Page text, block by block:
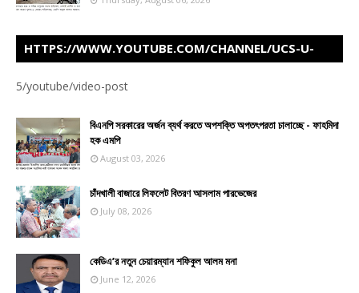
HTTPS://WWW.YOUTUBE.COM/CHANNEL/UCS-U-
5/youtube/video-post
বিএনপি সরকারের অর্জন ব্যর্থ করতে অপশক্তি অপতৎপরতা চালাচ্ছে - ফাহমিদা
হক এমপি
August 03, 2026
চাঁদখালী বাজারে লিফলেট বিতরণ আসলাম পারভেজের
July 08, 2026
কেডিএ’র নতুন চেয়ারম্যান শফিকুল আলম মনা
June 12, 2026